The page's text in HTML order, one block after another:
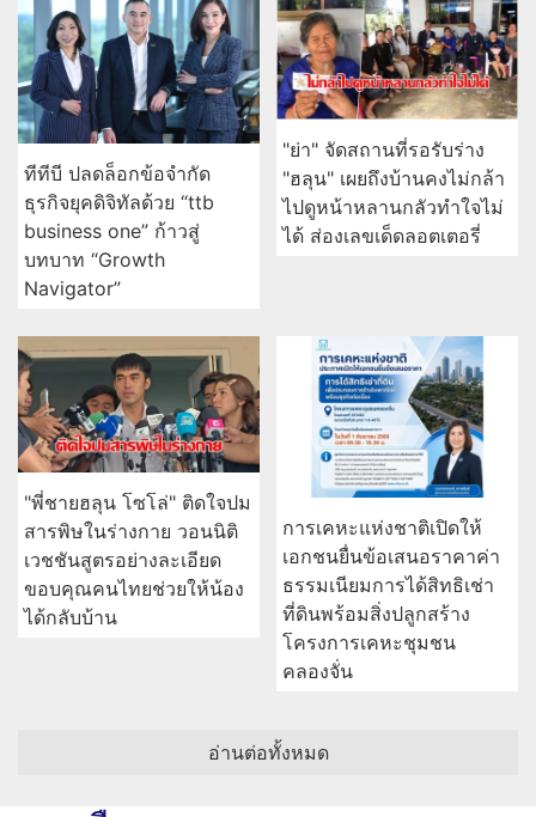
ทีทีบี ปลดล็อกข้อจำกัด
ธุรกิจยุคดิจิทัลด้วย “ttb
business one” ก้าวสู่
บทบาท “Growth
Navigator”
"ย่า" จัดสถานที่รอรับร่าง
"ฮลุน" เผยถึงบ้านคงไม่กล้า
ไปดูหน้าหลานกลัวทำใจไม่
ได้ ส่องเลขเด็ดลอตเตอรี่
"พี่ชายฮลุน โซโล่" ติดใจปม
สารพิษในร่างกาย วอนนิติ
เวชชันสูตรอย่างละเอียด
ขอบคุณคนไทยช่วยให้น้อง
ได้กลับบ้าน
การเคหะแห่งชาติเปิดให้
เอกชนยื่นข้อเสนอราคาค่า
ธรรมเนียมการได้สิทธิเช่า
ที่ดินพร้อมสิ่งปลูกสร้าง
โครงการเคหะชุมชน
คลองจั่น
อ่านต่อทั้งหมด